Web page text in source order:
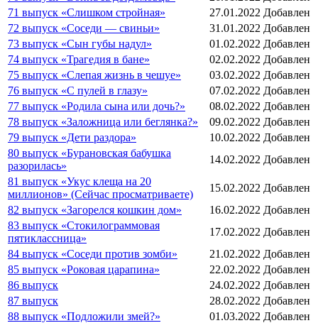
71 выпуск «Слишком стройная»
27.01.2022 Добавлен
72 выпуск «Соседи — свиньи»
31.01.2022 Добавлен
73 выпуск «Сын губы надул»
01.02.2022 Добавлен
74 выпуск «Трагедия в бане»
02.02.2022 Добавлен
75 выпуск «Слепая жизнь в чешуе»
03.02.2022 Добавлен
76 выпуск «С пулей в глазу»
07.02.2022 Добавлен
77 выпуск «Родила сына или дочь?»
08.02.2022 Добавлен
78 выпуск «Заложница или беглянка?»
09.02.2022 Добавлен
79 выпуск «Дети раздора»
10.02.2022 Добавлен
80 выпуск «Бурановская бабушка
разорилась»
14.02.2022 Добавлен
81 выпуск «Укус клеща на 20
миллионов» (Сейчас просматриваете)
15.02.2022 Добавлен
82 выпуск «Загорелся кошкин дом»
16.02.2022 Добавлен
83 выпуск «Стокилограммовая
пятиклассница»
17.02.2022 Добавлен
84 выпуск «Соседи против зомби»
21.02.2022 Добавлен
85 выпуск «Роковая царапина»
22.02.2022 Добавлен
86 выпуск
24.02.2022 Добавлен
87 выпуск
28.02.2022 Добавлен
88 выпуск «Подложили змей?»
01.03.2022 Добавлен